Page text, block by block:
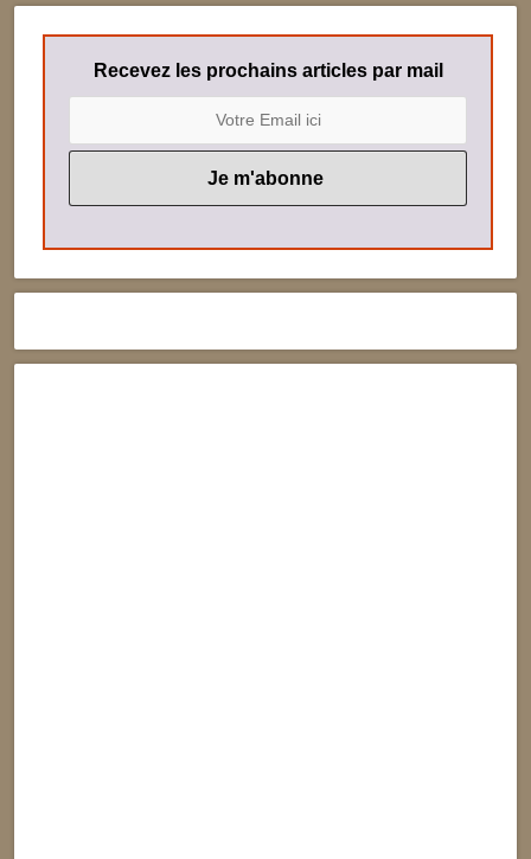
Recevez les prochains articles par mail